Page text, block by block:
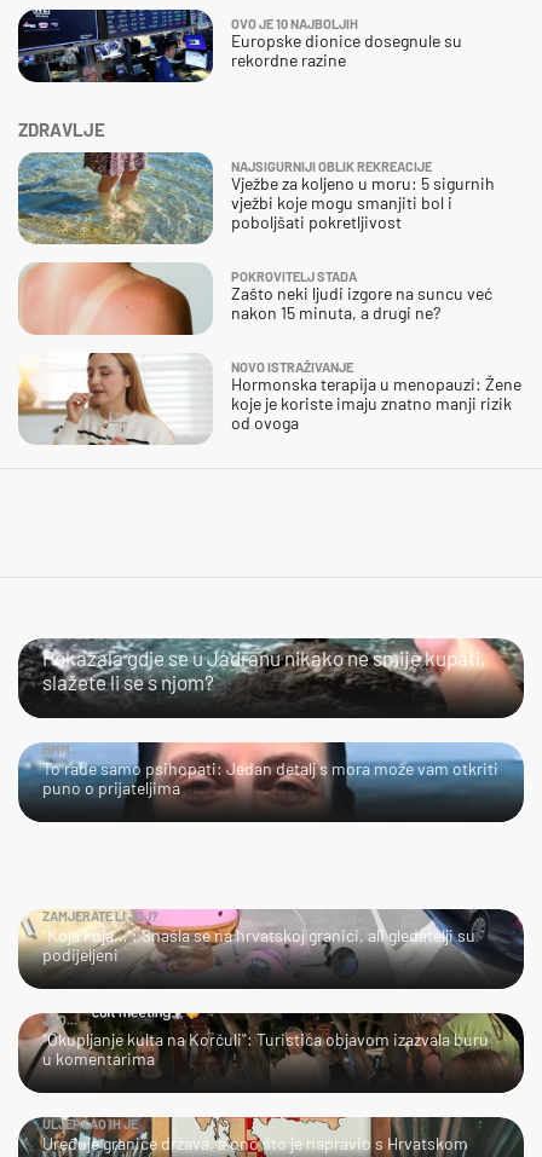
ZDRAVLJE
NAJSIGURNIJI OBLIK REKREACIJE
Vježbe za koljeno u moru: 5 sigurnih
vježbi koje mogu smanjiti bol i
poboljšati pokretljivost
POKROVITELJ STADA
Zašto neki ljudi izgore na suncu već
nakon 15 minuta, a drugi ne?
NOVO ISTRAŽIVANJE
Hormonska terapija u menopauzi: Žene
koje je koriste imaju znatno manji rizik
od ovoga
OVO JE 10 NAJBOLJIH
Europske dionice dosegnule su
rekordne razine
SLIJEDITE LI OVU PREPORUKU?
Pokazala gdje se u Jadranu nikako ne smije kupati,
slažete li se s njom?
HMM…
To rade samo psihopati: Jedan detalj s mora može vam otkriti
puno o prijateljima
ZAMJERATE LI JOJ?
"Koja kuja…": Snašla se na hrvatskoj granici, ali gledatelji su
podijeljeni
JAO…
"Okupljanje kulta na Korčuli": Turistica objavom izazvala buru
u komentarima
ULJEPŠAO IH JE
Uređuje granice država, a ono što je napravio s Hrvatskom